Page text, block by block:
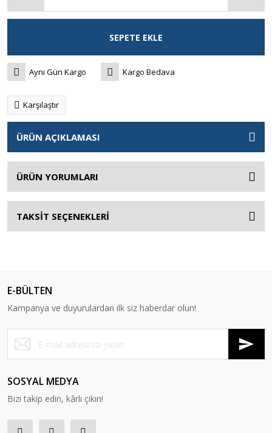
SEPETE EKLE
Aynı Gün Kargo Kargo Bedava
Karşılaştır
ÜRÜN AÇIKLAMASI
ÜRÜN YORUMLARI
TAKSİT SEÇENEKLERİ
E-BÜLTEN
Kampanya ve duyurulardan ilk siz haberdar olun!
SOSYAL MEDYA
Bizi takip edin, kârlı çıkın!